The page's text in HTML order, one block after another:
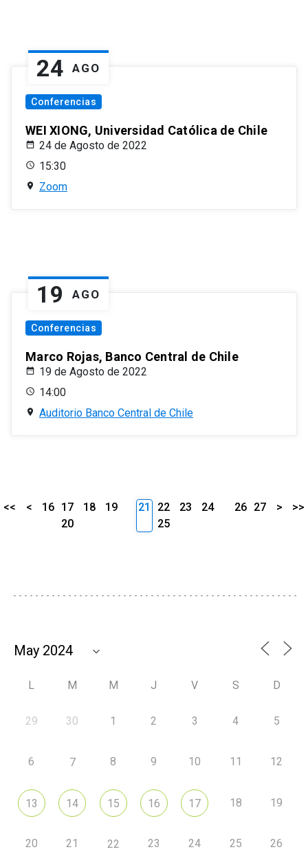
24 AGO
Conferencias
WEI XIONG, Universidad Católica de Chile
24 de Agosto de 2022
15:30
Zoom
19 AGO
Conferencias
Marco Rojas, Banco Central de Chile
19 de Agosto de 2022
14:00
Auditorio Banco Central de Chile
<< < 16 17 18
19
20
21 22 23
24
25
26 27 > >>
L M M J V S D
29 30 1 2 3 4 5
6 7 8 9 10 11 12
13 14 15 16 17 18 19
20 21 22 23 24 25 26